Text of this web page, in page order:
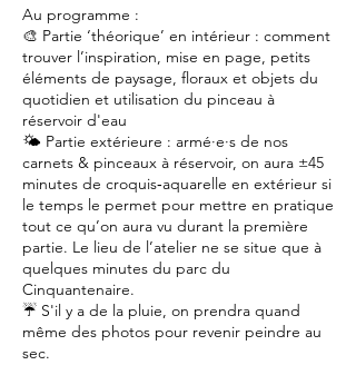
Au programme :
🎨 Partie ‘théorique’ en intérieur : comment
trouver l’inspiration, mise en page, petits
éléments de paysage, floraux et objets du
quotidien et utilisation du pinceau à
réservoir d'eau
🌤️ Partie extérieure : armé·e·s de nos
carnets & pinceaux à réservoir, on aura ±45
minutes de croquis‑aquarelle en extérieur si
le temps le permet pour mettre en pratique
tout ce qu’on aura vu durant la première
partie. Le lieu de l’atelier ne se situe que à
quelques minutes du parc du
Cinquantenaire.
☔ S'il y a de la pluie, on prendra quand
même des photos pour revenir peindre au
sec.